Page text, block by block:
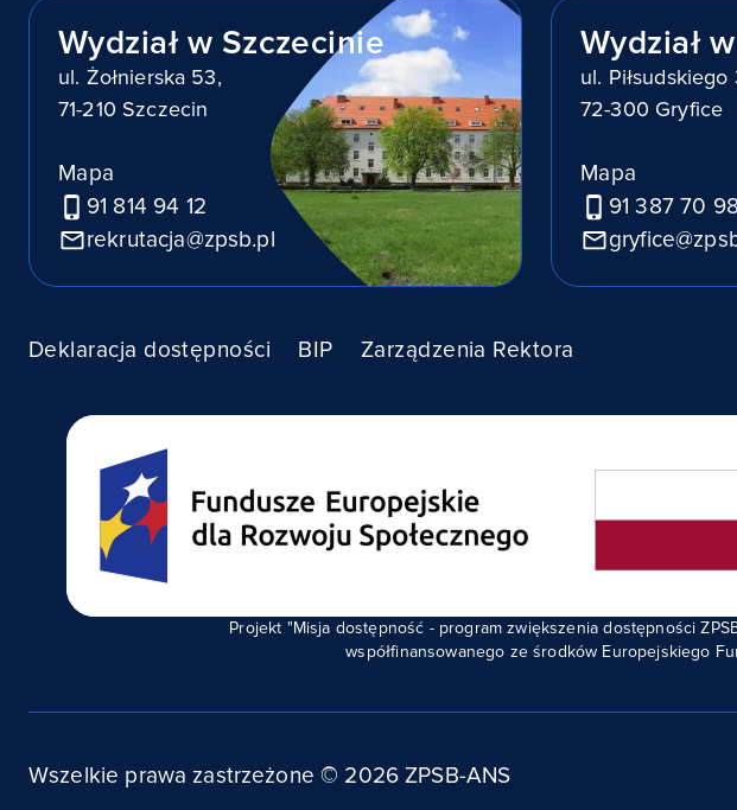
Wydział w Szczecinie
ul. Żołnierska 53,
71-210 Szczecin
Mapa
91 814 94 12
rekrutacja@zpsb.pl
Wydział
ul. Piłsudskiego
72-300 Gryfice
Mapa
91 387 70 98
Deklaracja dostępności BIP Zarządzenia Rektora
Projekt "Misja dostępność - program zwiększenia dostępności
współfinansowanego ze środków Europejskiego
Wszelkie prawa zastrzeżone © 2026ZPSB-ANS